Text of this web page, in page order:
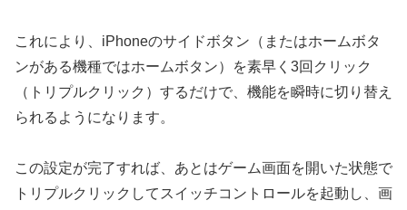
これにより、iPhoneのサイドボタン（またはホームボタ
ンがある機種ではホームボタン）を素早く3回クリック
（トリプルクリック）するだけで、機能を瞬時に切り替え
られるようになります。
この設定が完了すれば、あとはゲーム画面を開いた状態で
トリプルクリックしてスイッチコントロールを起動し、画